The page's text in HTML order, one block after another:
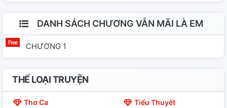
DANH SÁCH CHƯƠNG VẪN MÃI LÀ EM
CHƯƠNG 1
THỂ LOẠI TRUYỆN
Thơ Ca Tiểu Thuyết